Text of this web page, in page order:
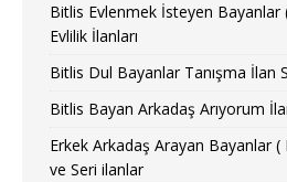
Bitlis Evlenmek İsteyen Bayanlar
Evlilik İlanları
Bitlis Dul Bayanlar Tanışma İlan
Bitlis Bayan Arkadaş Arıyorum
Erkek Arkadaş Arayan Bayanlar (
ve Seri ilanlar